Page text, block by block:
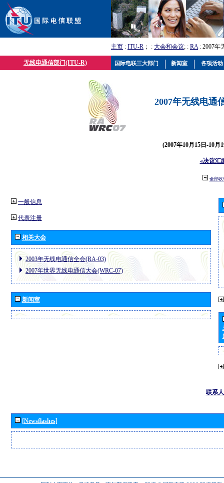
主页 : ITU-R ； : 大会和会议; : RA: 2007年
无线电通信部门(ITU-R)
2007年无线电通
(2007年10月15日-10月
«决议汇
全部收
一般信息
代表注册
相关大会
2003年无线电通信全会(RA-03)
2007年世界无线电通信大会(WRC-07)
新闻室
联系人
[Newsflashes]
国际电联三大部门 新闻室 各项活动